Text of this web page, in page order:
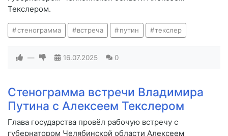
Текслером.
стенограмма встреча путин текслер
— 16.07.2025 0
Стенограмма встречи Владимира
Путина с Алексеем Текслером
Глава государства провёл рабочую встречу с
губернатором Челябинской области Алексеем